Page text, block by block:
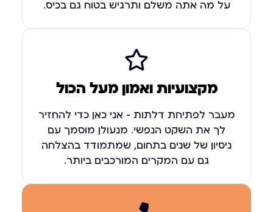
על מה אתה משלם ותרגיש בטוח גם בכיס.
מקצועיות ואמון מעל הכול
מעבר לפתיחת דלתות – אני כאן כדי להחזיר
לך את השקט הנפשי. מנעולן מוסמך עם
ניסיון של שנים בתחום, שמתמודד בהצלחה
גם עם המקרים המורכבים ביותר.